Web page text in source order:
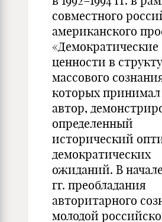
совместного
американского
«Демократические
ценности в
массового
которых принимал
автор,
определенный
исторический
демократических
ожиданий. В
гг. преобладания
авторитарного
молодой